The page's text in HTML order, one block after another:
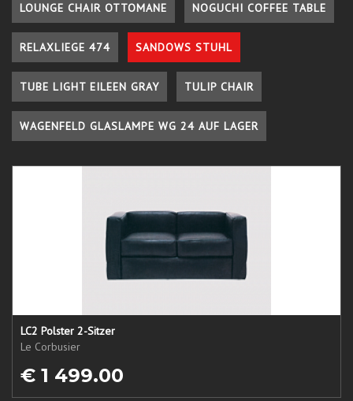
LOUNGE CHAIR OTTOMANE NOGUCHI COFFEE TABLE
RELAXLIEGE 474 SANDOWS STUHL
TUBE LIGHT EILEEN GRAY TULIP CHAIR
WAGENFELD GLASLAMPE WG 24 AUF LAGER
LC2 Polster 2-Sitzer
Le Corbusier
€ 1 499.00